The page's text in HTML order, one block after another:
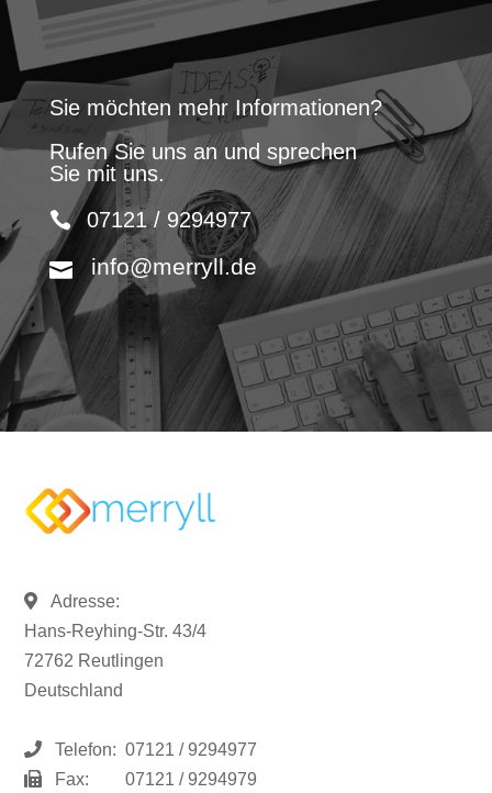
Sie möchten mehr Informationen?
Rufen Sie uns an und sprechen
Sie mit uns.
07121 / 9294977
info@merryll.de
Adresse:
Hans-Reyhing-Str. 43/4
72762 Reutlingen
Deutschland
Telefon: 07121 / 9294977
Fax:
07121 / 9294979